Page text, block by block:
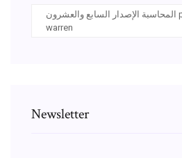
المحاسبة الإصدار السابع والعشرون pdf تحميل مجاني
warren
Newsletter